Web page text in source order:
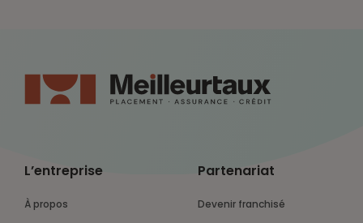
L’entreprise
À propos
Partenariat
Devenir franchisé